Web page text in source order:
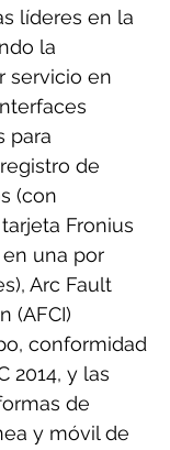
líderes en la
la
servicio en
para
de
(con
Fronius
en una por
Arc Fault
(AFCI)
conformidad
2014, y las
de
y móvil de